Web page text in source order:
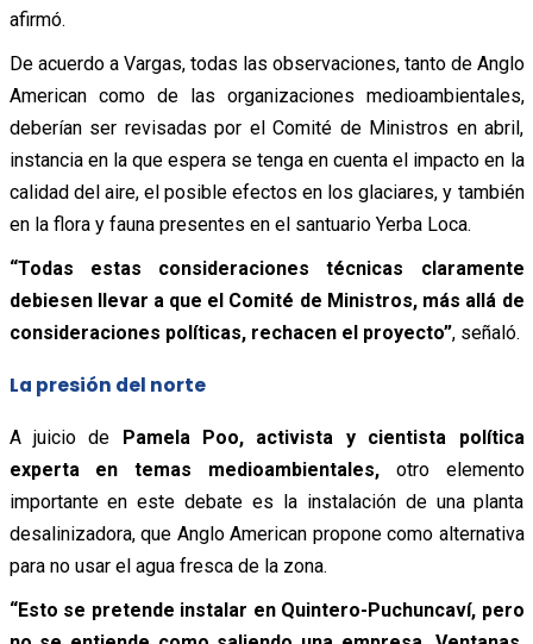
afirmó.
De acuerdo a Vargas, todas las observaciones, tanto de Anglo
American como de las organizaciones medioambientales,
deberían ser revisadas por el Comité de Ministros en abril,
instancia en la que espera se tenga en cuenta el impacto en la
calidad del aire, el posible efectos en los glaciares, y también
en la flora y fauna presentes en el santuario Yerba Loca.
“Todas estas consideraciones técnicas claramente
debiesen llevar a que el Comité de Ministros, más allá de
consideraciones políticas, rechacen el proyecto”, señaló.
La presión del norte
A juicio de Pamela Poo, activista y cientista política
experta en temas medioambientales,otro elemento
importante en este debate es la instalación de una planta
desalinizadora, que Anglo American propone como alternativa
para no usar el agua fresca de la zona.
“Esto se pretende instalar en Quintero-Puchuncaví, pero